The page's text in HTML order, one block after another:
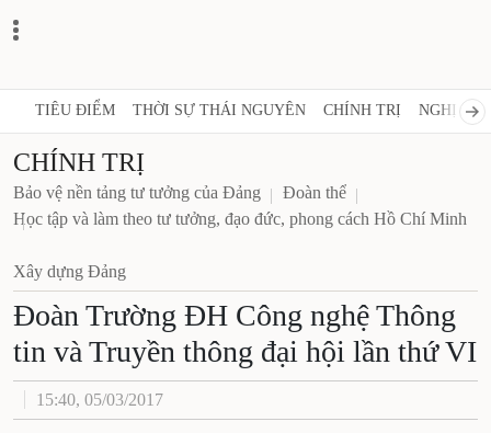
TIÊU ĐIỂM THỜI SỰ THÁI NGUYÊN CHÍNH TRỊ NGHỊ
CHÍNH TRỊ
Bảo vệ nền tảng tư tưởng của Đảng
Đoàn thể
Học tập và làm theo tư tưởng, đạo đức, phong cách Hồ Chí Minh
Xây dựng Đảng
Đoàn Trường ĐH Công nghệ Thông
tin và Truyền thông đại hội lần thứ VI
15:40, 05/03/2017